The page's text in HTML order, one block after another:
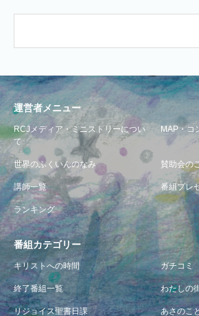
運営者メニュー
RCJメディア・ミニストリーについ
て
MAP・コ
世界のふくいんのなみ 賛助会の
講師一覧 番組プレ
ランキング
番組カテゴリー
キリストへの時間 ガチコミ
終了番組一覧 わたしの
リジョイス聖書日課 あさのこ